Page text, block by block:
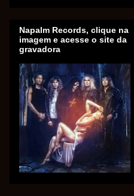
Napalm Records, clique na
imagem e acesse o site da
gravadora